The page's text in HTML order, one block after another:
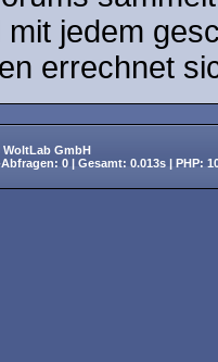
jedem
errechnet
WoltLab GmbH
0 | Gesamt: 0.013s | PHP: